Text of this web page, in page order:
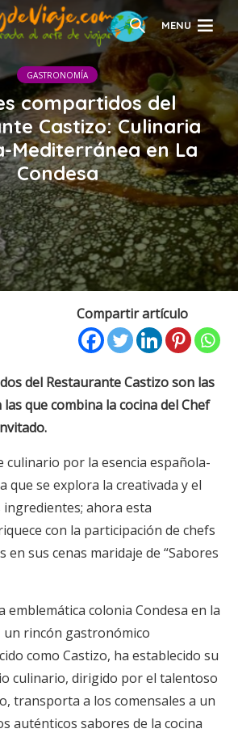
MENU
GASTRONOMÍA
compartidos del
Castizo: Culinaria
Mediterránea en La
Condesa
Compartir artículo
del Restaurante Castizoson las
que combina la cocina del Chef
.
culinario por la esencia española-
que se explora la creativada y el
ahora esta
con la participación de chefs
en sus cenas maridaje de “Sabores
emblemática colonia Condesa en la
un rincón gastronómico
como Castizo, ha establecido su
culinario, dirigido por el talentoso
transporta a los comensales a un
auténticos sabores de la cocina